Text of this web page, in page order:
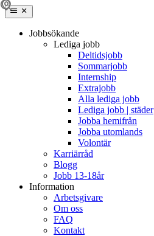
Jobbsökande
Lediga jobb
Deltidsjobb
Sommarjobb
Internship
Extrajobb
Alla lediga jobb
Lediga jobb | städer
Jobba hemifrån
Jobba utomlands
Volontär
Karriärråd
Blogg
Jobb 13-18år
Information
Arbetsgivare
Om oss
FAQ
Kontakt